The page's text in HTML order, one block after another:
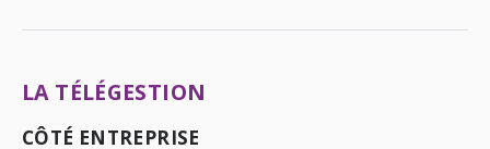
LA TÉLÉGESTION
CÔTÉ ENTREPRISE